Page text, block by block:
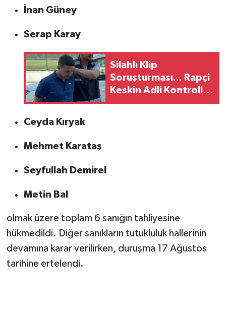
İnan Güney
Serap Karay
Silahlı Klip
Soruşturması... Rapçi
Keskin Adli Kontrolle
Serbest
Ceyda Kıryak
Mehmet Karataş
Seyfullah Demirel
Metin Bal
olmak üzere toplam 6 sanığın tahliyesine
hükmedildi. Diğer sanıkların tutukluluk hallerinin
devamına karar verilirken, duruşma 17 Ağustos
tarihine ertelendi.